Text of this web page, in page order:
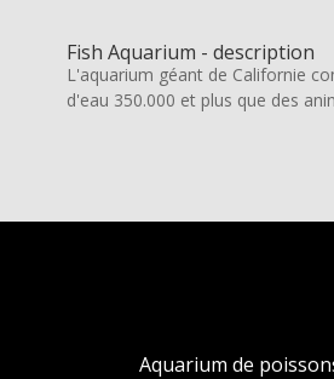
Fish Aquarium - description
L'aquarium géant de Californie
d'eau 350.000 et plus que des
Aquarium de